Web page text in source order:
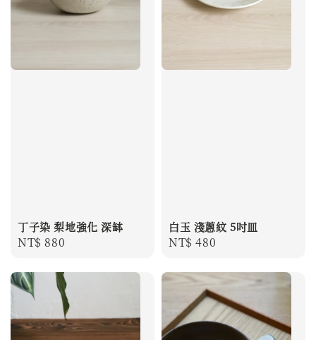
丁子染 梨地強化 深缽
Regular
NT$ 880
白玉 淺蔥紋 5吋皿
Regular
NT$ 480